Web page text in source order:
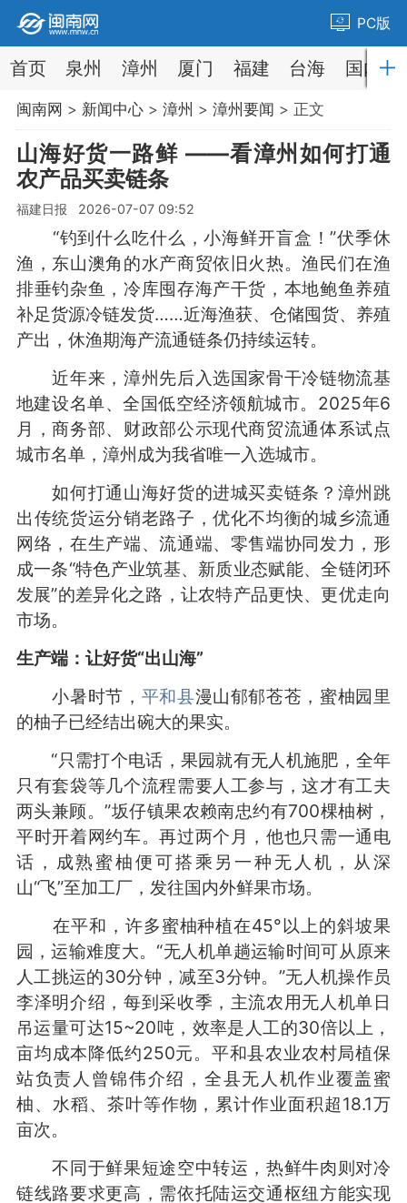
PC版
首页 泉州 漳州 厦门 福建 台海 国内
闽南网 > 新闻中心> 漳州 > 漳州要闻 > 正文
山海好货一路鲜 ——看漳州如何打通
农产品买卖链条
福建日报 2026-07-07 09:52
“钓到什么吃什么，小海鲜开盲盒！”伏季休
渔，东山澳角的水产商贸依旧火热。渔民们在渔
排垂钓杂鱼，冷库囤存海产干货，本地鲍鱼养殖
补足货源冷链发货……近海渔获、仓储囤货、养殖
产出，休渔期海产流通链条仍持续运转。
近年来，漳州先后入选国家骨干冷链物流基
地建设名单、全国低空经济领航城市。2025年6
月，商务部、财政部公示现代商贸流通体系试点
城市名单，漳州成为我省唯一入选城市。
如何打通山海好货的进城买卖链条？漳州跳
出传统货运分销老路子，优化不均衡的城乡流通
网络，在生产端、流通端、零售端协同发力，形
成一条“特色产业筑基、新质业态赋能、全链闭环
发展”的差异化之路，让农特产品更快、更优走向
市场。
生产端：让好货“出山海”
小暑时节， 平和县漫山郁郁苍苍，蜜柚园里
的柚子已经结出碗大的果实。
“只需打个电话，果园就有无人机施肥，全年
只有套袋等几个流程需要人工参与，这才有工夫
两头兼顾。”坂仔镇果农赖南忠约有700棵柚树，
平时开着网约车。再过两个月，他也只需一通电
话，成熟蜜柚便可搭乘另一种无人机，从深
山“飞”至加工厂，发往国内外鲜果市场。
在平和，许多蜜柚种植在45°以上的斜坡果
园，运输难度大。“无人机单趟运输时间可从原来
人工挑运的30分钟，减至3分钟。”无人机操作员
李泽明介绍，每到采收季，主流农用无人机单日
吊运量可达15~20吨，效率是人工的30倍以上，
亩均成本降低约250元。平和县农业农村局植保
站负责人曾锦伟介绍，全县无人机作业覆盖蜜
柚、水稻、茶叶等作物，累计作业面积超18.1万
亩次。
不同于鲜果短途空中转运，热鲜牛肉则对冷
链线路要求更高，需依托陆运交通枢纽方能实现